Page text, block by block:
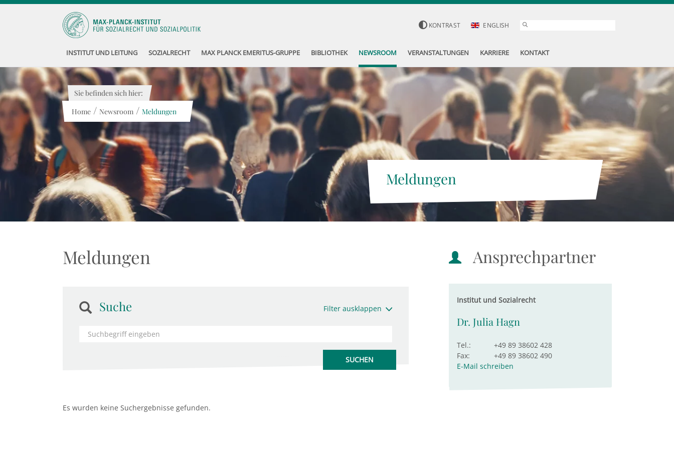
KONTRAST ENGLISH
INSTITUT UND LEITUNG SOZIALRECHT MAX PLANCK EMERITUS-GRUPPE BIBLIOTHEK NEWSROOM VERANSTALTUNGEN KARRIERE KONTAKT
Meldungen
Sie befinden sich hier:
Home / Newsroom / Meldungen
Meldungen
Suche Filter ausklappen
Es wurden keine Suchergebnisse gefunden.
Ansprechpartner
Institut und Sozialrecht
Dr. Julia Hagn
Tel.:
+49 89 38602 428
Fax:
+49 89 38602 490
E-Mail schreiben